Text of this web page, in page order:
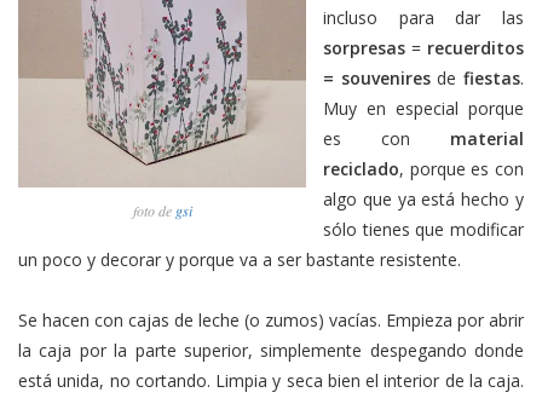
foto de gsi
incluso para dar las
sorpresas = recuerditos
= souveniresdefiestas.
Muy en especial porque
es con material
reciclado, porque es con
algo que ya está hecho y
sólo tienes que modificar
un poco y decorar y porque va a ser bastante resistente.
Se hacen con cajas de leche (o zumos) vacías. Empieza por abrir
la caja por la parte superior, simplemente despegando donde
está unida, no cortando. Limpia y seca bien el interior de la caja.